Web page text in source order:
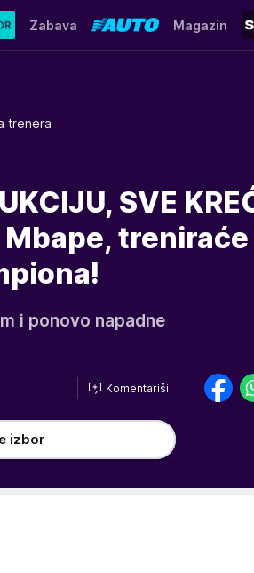
Zabava Magazin
trenera
SVE
Mbape, treniraće
i ponovo napadne
Komentariši
izbor